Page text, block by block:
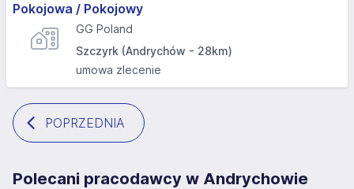
Pokojowa / Pokojowy
GG Poland
Szczyrk (Andrychów - 28km)
umowa zlecenie
POPRZEDNIA
Polecani pracodawcy w Andrychowie